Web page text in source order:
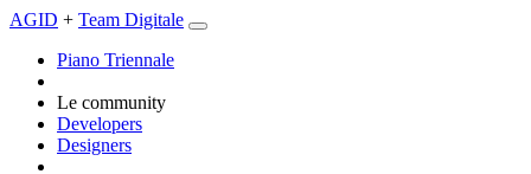
AGID + Team Digitale
Piano Triennale
Le community
Developers
Designers